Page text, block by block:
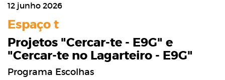
12 junho 2026
Espaço t
Projetos "Cercar-te - E9G" e
"Cercar-te no Lagarteiro - E9G"
Programa Escolhas